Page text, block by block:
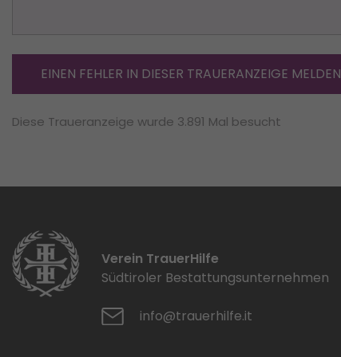
EINEN FEHLER IN DIESER TRAUERANZEIGE MELDEN
Diese Traueranzeige wurde 3.891 Mal besucht
Verein TrauerHilfe
Südtiroler Bestattungsunternehmen
info@trauerhilfe.it